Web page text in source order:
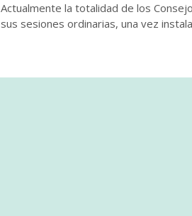
Actualmente la totalidad de los
sus sesiones ordinarias, una vez